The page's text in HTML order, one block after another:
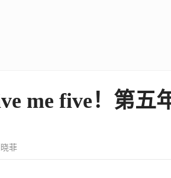
me five！第五
菲